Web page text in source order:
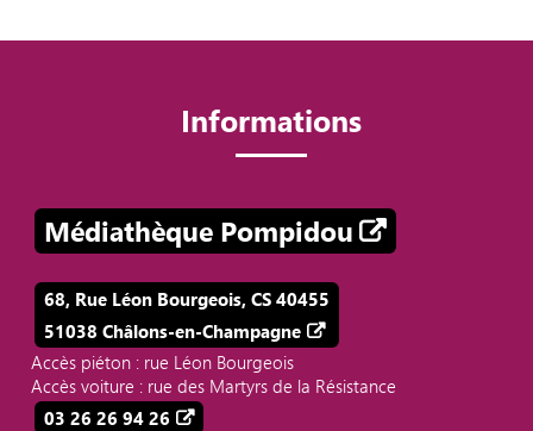
Informations
Médiathèque Pompidou
68, Rue Léon Bourgeois, CS 40455
51038 Châlons-en-Champagne
Accès piéton : rue Léon Bourgeois
Accès voiture : rue des Martyrs de la Résistance
03 26 26 94 26